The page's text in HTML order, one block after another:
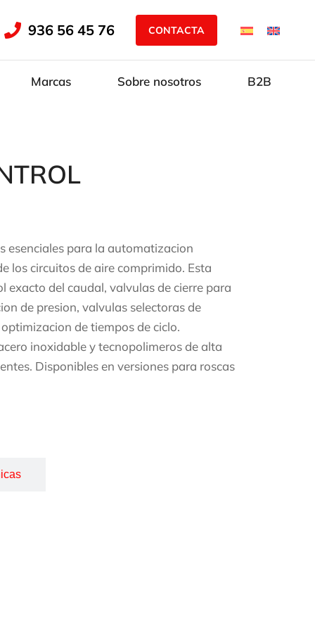
936 56 45 76 CONTACTA
Marcas Sobre nosotros B2B
esenciales para la automatizacion
los circuitos de aire comprimido. Esta
exacto del caudal, valvulas de cierre para
de presion, valvulas selectoras de
de tiempos de ciclo.
inoxidable y tecnopolimeros de alta
Disponibles en versiones para roscas